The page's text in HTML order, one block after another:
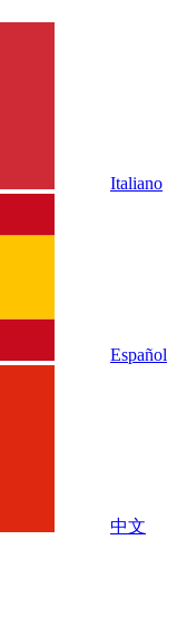
Italiano
Español
中文